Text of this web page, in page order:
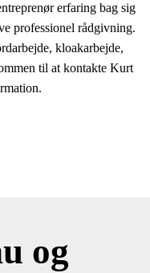
erfaring bag sig
professionel rådgivning.
kloakarbejde,
til at kontakte Kurt
og